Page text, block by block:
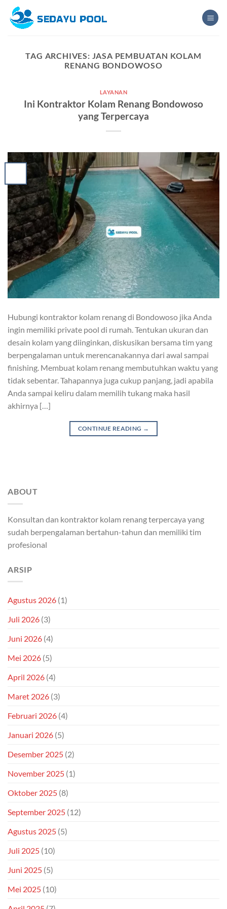
content
TAG ARCHIVES: JASA PEMBUATAN KOLAM
RENANG BONDOWOSO
LAYANAN
Ini Kontraktor Kolam Renang Bondowoso
yang Terpercaya
Hubungi kontraktor kolam renang di Bondowoso jika Anda
ingin memiliki private pool di rumah. Tentukan ukuran dan
desain kolam yang diinginkan, diskusikan bersama tim yang
berpengalaman untuk merencanakannya dari awal sampai
finishing. Membuat kolam renang membutuhkan waktu yang
tidak sebentar. Tahapannya juga cukup panjang, jadi apabila
Anda sampai keliru dalam memilih tukang maka hasil
akhirnya […]
CONTINUE READING →
ABOUT
Konsultan dan kontraktor kolam renang terpercaya yang
sudah berpengalaman bertahun-tahun dan memiliki tim
profesional
ARSIP
Agustus 2026 (1)
Juli 2026 (3)
Juni 2026 (4)
Mei 2026 (5)
April 2026 (4)
Maret 2026 (3)
Februari 2026 (4)
Januari 2026 (5)
Desember 2025 (2)
November 2025 (1)
Oktober 2025 (8)
September 2025 (12)
Agustus 2025 (5)
Juli 2025 (10)
Juni 2025 (5)
Mei 2025 (10)